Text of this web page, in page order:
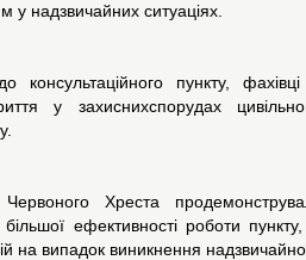
у надзвичайних ситуаціях.
консультаційного пункту,
у захиснихспорудах
Червоного Хреста
ефективності роботи
на випадок виникнення надзвичайної